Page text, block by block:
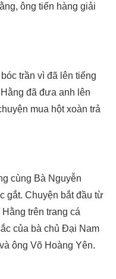
ông tiến hàng giải
trần vì đã lên tiếng
đã đưa anh lên
mua hột xoàn trả
cùng Bà Nguyễn
gắt. Chuyện bắt đầu từ
trên trang cá
của bà chủ Đại Nam
ông Võ Hoàng Yên.